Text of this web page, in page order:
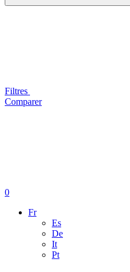
Filtres
Comparer
0
Fr
Es
De
It
Pt